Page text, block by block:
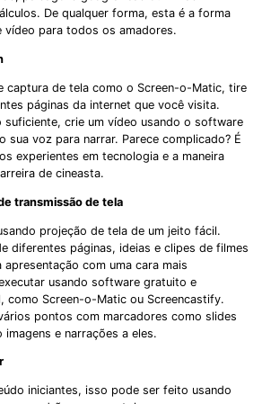
De qualquer forma, esta é a forma
vídeo para todos os amadores.
captura de tela como o Screen-o-Matic, tire
páginas da internet que você visita.
suficiente, crie um vídeo usando o software
sua voz para narrar. Parece complicado? É
experientes em tecnologia e a maneira
de cineasta.
transmissão de tela
projeção de tela de um jeito fácil.
diferentes páginas, ideias e clipes de filmes
com uma cara mais
usando software gratuito e
como Screen-o-Matic ou Screencastify.
pontos com marcadores como slides
e narrações a eles.
iniciantes, isso pode ser feito usando